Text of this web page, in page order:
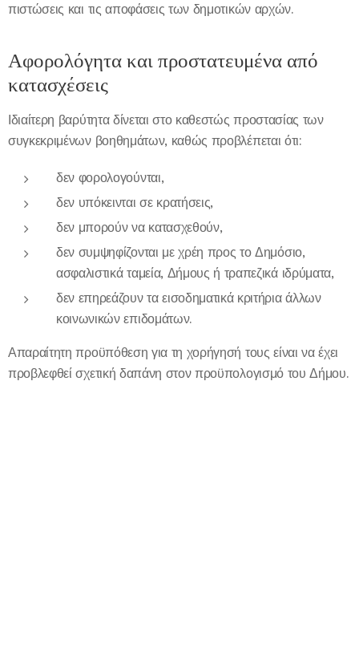
πιστώσεις και τις αποφάσεις των δημοτικών αρχών.
Αφορολόγητα και προστατευμένα από
κατασχέσεις
Ιδιαίτερη βαρύτητα δίνεται στο καθεστώς προστασίας των
συγκεκριμένων βοηθημάτων, καθώς προβλέπεται ότι:
δεν φορολογούνται,
δεν υπόκεινται σε κρατήσεις,
δεν μπορούν να κατασχεθούν,
δεν συμψηφίζονται με χρέη προς το Δημόσιο,
ασφαλιστικά ταμεία, Δήμους ή τραπεζικά ιδρύματα,
δεν επηρεάζουν τα εισοδηματικά κριτήρια άλλων
κοινωνικών επιδομάτων.
Απαραίτητη προϋπόθεση για τη χορήγησή τους είναι να έχει
προβλεφθεί σχετική δαπάνη στον προϋπολογισμό του Δήμου.